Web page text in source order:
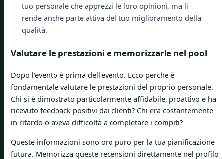
tuo personale che apprezzi le loro opinioni, ma li
rende anche parte attiva del tuo miglioramento della
qualità.
Valutare le prestazioni e memorizzarle nel pool
Dopo l'evento è prima dell'evento. Ecco perché è
fondamentale valutare le prestazioni del proprio personale.
Chi si è dimostrato particolarmente affidabile, proattivo e ha
ricevuto feedback positivi dai clienti? Chi era costantemente
in ritardo o aveva difficoltà a completare i compiti?
Queste informazioni sono oro puro per la tua pianificazione
futura. Memorizza queste recensioni direttamente nel profilo